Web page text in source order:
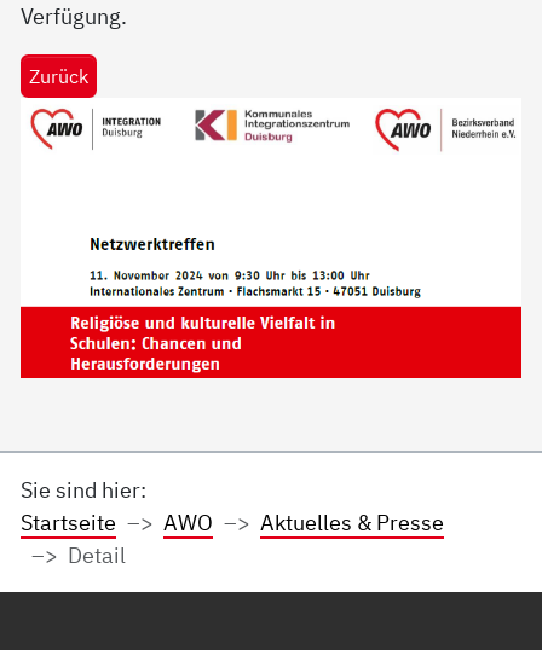
Verfügung.
Zurück
Sie sind hier:
Startseite
AWO
Aktuelles & Presse
Detail